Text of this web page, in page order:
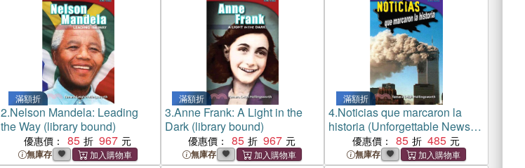
滿額折
2.Nelson Mandela: Leading
the Way (library bound)
優惠價： 85 967
無庫存
滿額折
3.Anne Frank: A Light in the
Dark (library bound)
優惠價： 85 967
無庫存
滿額折
4.Noticias que marcaron la
historia (Unforgettable News
Reports)
優惠價： 85 485
無庫存